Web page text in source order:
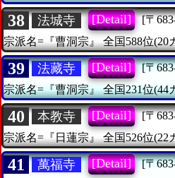
38 法城寺 [Detail] [〒
宗派名=『曹洞宗』
全国588位(20
39 法藏寺 [Detail] [〒
宗派名=『曹洞宗』 全国231位(44
40 本教寺 [Detail] [〒
宗派名=『日蓮宗』
全国526位(22
41 萬福寺 [Detail] [〒